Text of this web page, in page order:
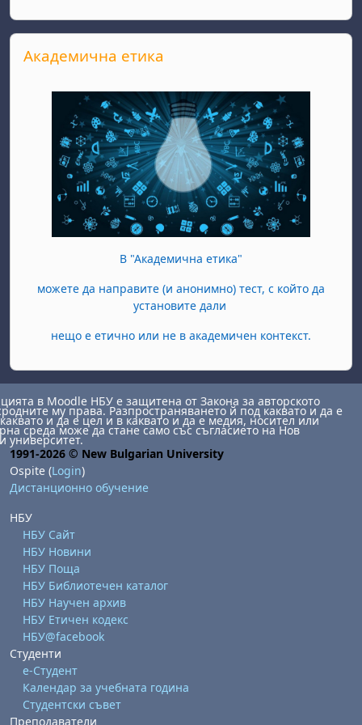
Salta Академична етика
Академична етика
В "Академична етика"
можете да направите (и анонимно) тест, с който да
установите дали
нещо е етично или не в академичен контекст.
в Moodle НБУ е защитена от Закона за авторското
му права. Разпространяването й под каквато и да е
и да е цел и в каквато и да е медия, носител или
среда може да стане само със съгласието на Нов
университет.
1991-2026 © New Bulgarian University
Ospite (Login)
Дистанционно обучение
НБУ
НБУ Сайт
НБУ Новини
НБУ Поща
НБУ Библиотечен каталог
НБУ Научен архив
НБУ Етичен кодекс
НБУ@facebook
Студенти
е-Студент
Календар за учебната година
Студентски съвет
Преподаватели